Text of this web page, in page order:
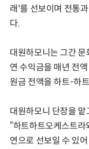
래'를 선보이며 전통
다.
대원하모니는 그간
연 수익금을 매년 전
원금 전액을 하트-하
대원하모니 단장을
“하트하트오케스트
연으로 선보일 수 있